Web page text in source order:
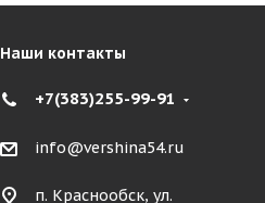
Наши контакты
+7(383)255-99-91
info@vershina54.ru
п. Краснообск, ул.